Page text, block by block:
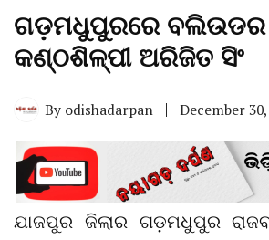
ଗଡ଼ମଧୁପୁରରେ ବଲିଉଡର
କଣ୍ଠଶିଳ୍ପୀ ଅରିଜିତ ସିଂ
By odishadarpan December 30,
ଯାଜପୁର ଜିଲାର ଗଡ଼ମଧୁପୁର